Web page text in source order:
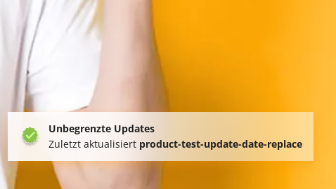
Unbegrenzte Updates
Zuletzt aktualisiert product-test-update-date-replace